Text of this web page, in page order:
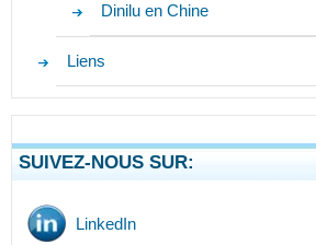
Dinilu en Chine
Liens
SUIVEZ-NOUS SUR:
LinkedIn